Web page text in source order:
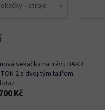
– stroje
sekačka na trávu DAKR
2 s dvojitým talířem
Kč